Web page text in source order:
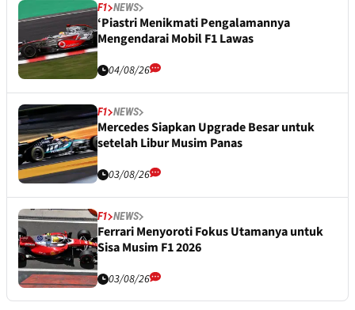
F1 NEWS
‘Piastri Menikmati Pengalamannya
Mengendarai Mobil F1 Lawas
04/08/26
F1 NEWS
Mercedes Siapkan Upgrade Besar untuk
setelah Libur Musim Panas
03/08/26
F1 NEWS
Ferrari Menyoroti Fokus Utamanya untuk
Sisa Musim F1 2026
03/08/26